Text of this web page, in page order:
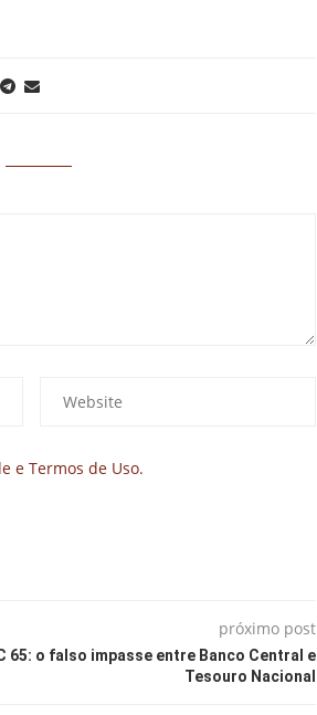
e Termos de Uso.
próximo post
65: o falso impasse entre Banco Central e
Tesouro Nacional